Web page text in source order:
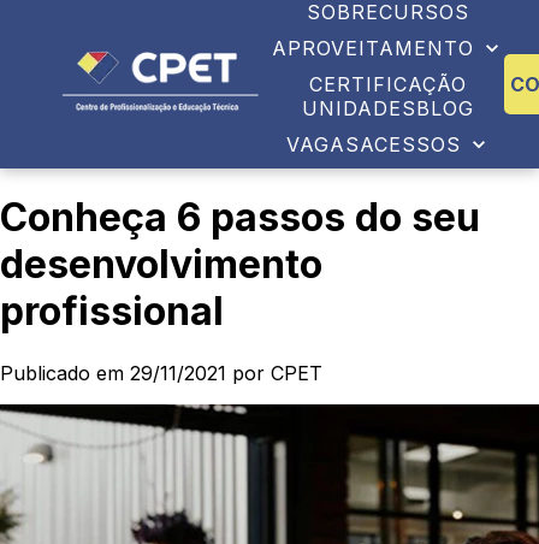
SOBRECURSOS
APROVEITAMENTO
CERTIFICAÇÃO
UNIDADESBLOG
VAGASACESSOS
Conheça 6 passos do seu
desenvolvimento
profissional
Publicado em 29/11/2021 por CPET